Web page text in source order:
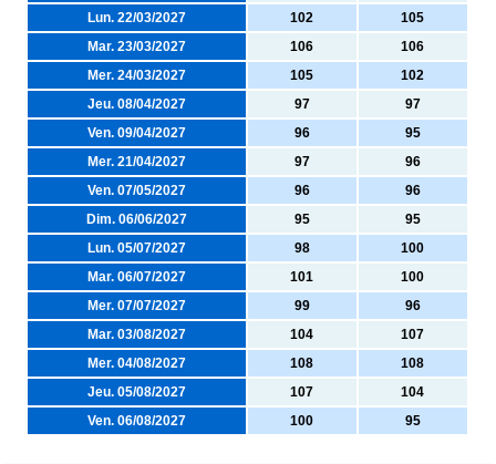
Lun. 22/03/2027
102
105
Mar. 23/03/2027
106
106
Mer. 24/03/2027
105
102
Jeu. 08/04/2027
97
97
Ven. 09/04/2027
96
95
Mer. 21/04/2027
97
96
Ven. 07/05/2027
96
96
Dim. 06/06/2027
95
95
Lun. 05/07/2027
98
100
Mar. 06/07/2027
101
100
Mer. 07/07/2027
99
96
Mar. 03/08/2027
104
107
Mer. 04/08/2027
108
108
Jeu. 05/08/2027
107
104
Ven. 06/08/2027
100 95